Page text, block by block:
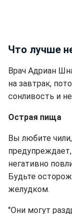
Что лучше
Врач Адриан
на завтрак,
сонливость и
Острая пища
Вы любите
негативно
Будьте
желудком.
"Они могут